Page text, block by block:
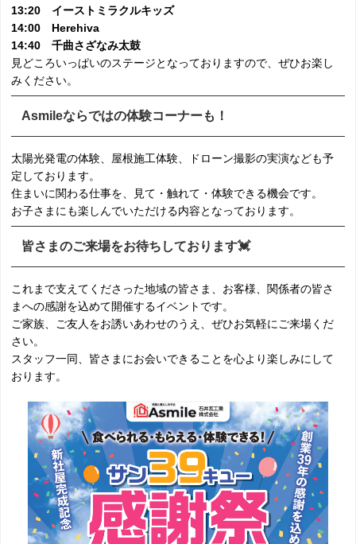
13:20 イーストミラクルキッズ
14:00 Herehiva
14:40 千曲さざなみ太鼓
見どころいっぱいのステージとなっておりますので、ぜひお楽し
みください。
Asmileならではの体験コーナーも！
太陽光発電の体験、屋根施工体験、ドローン撮影の実演なども予
定しております。
住まいに関わる仕事を、見て・触れて・体験できる機会です。
お子さまにも楽しんでいただける内容となっております。
皆さまのご来場をお待ちしております💓
これまで支えてくださった地域の皆さま、お客様、関係者の皆さ
まへの感謝を込めて開催するイベントです。
ご家族、ご友人をお誘いあわせのうえ、ぜひお気軽にご来場くだ
さい。
スタッフ一同、皆さまにお会いできることを心より楽しみにして
おります。